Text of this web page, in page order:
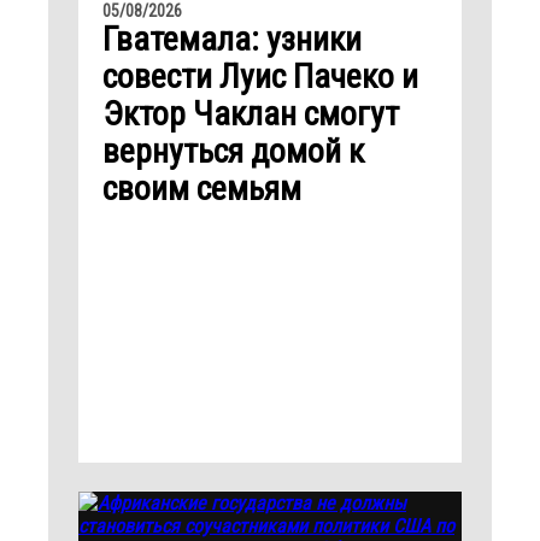
05/08/2026
Гватемала: узники
совести Луис Пачеко и
Эктор Чаклан смогут
вернуться домой к
своим семьям